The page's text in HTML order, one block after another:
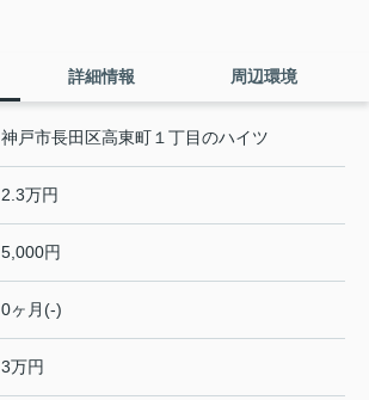
詳細情報 周辺環境
神戸市長田区高東町１丁目のハイツ
2.3万円
5,000円
0ヶ月(-)
3万円